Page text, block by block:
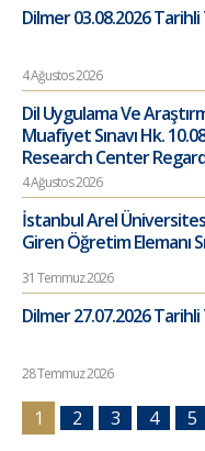
Dilmer 03.08.2026
4 Ağustos 2026
Dil Uygulama Ve
Muafiyet Sınavı Hk.
Research Center
4 Ağustos 2026
İstanbul Arel
Giren Öğretim Elemanı
31 Temmuz 2026
Dilmer 27.07.2026
28 Temmuz 2026
1 2 3 4 5